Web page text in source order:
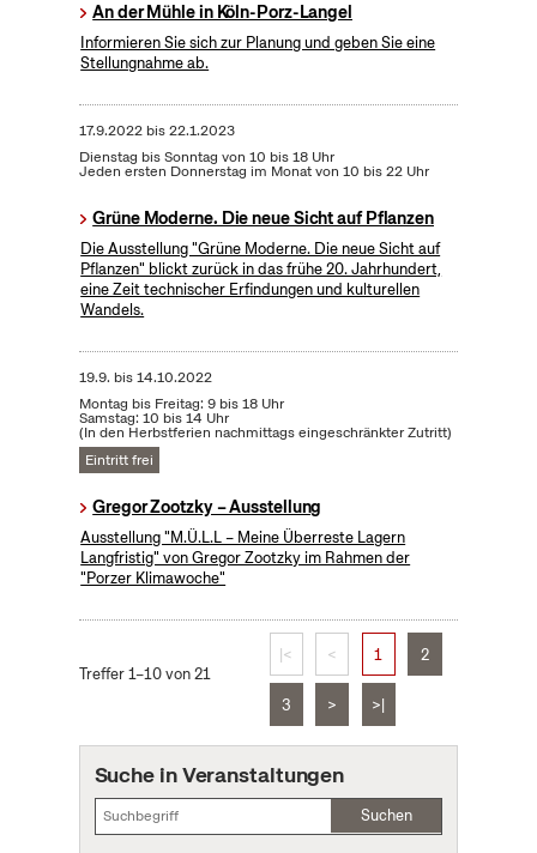
An der Mühle in Köln-Porz-Langel
Informieren Sie sich zur Planung und geben Sie eine
Stellungnahme ab.
17.9.2022bis22.1.2023
Dienstag bis Sonntag von 10 bis 18 Uhr
Jeden ersten Donnerstag im Monat von 10 bis 22 Uhr
Grüne Moderne. Die neue Sicht auf Pflanzen
Die Ausstellung "Grüne Moderne. Die neue Sicht auf
Pflanzen" blickt zurück in das frühe 20. Jahrhundert,
eine Zeit technischer Erfindungen und kulturellen
Wandels.
19.9. bis14.10.2022
Montag bis Freitag: 9 bis 18 Uhr
Samstag: 10 bis 14 Uhr
(In den Herbstferien nachmittags eingeschränkter Zutritt)
Eintritt frei
Gregor Zootzky – Ausstellung
Ausstellung "M.Ü.L.L – Meine Überreste Lagern
Langfristig" von Gregor Zootzky im Rahmen der
"Porzer Klimawoche"
Treffer 1–10 von 21
|< < 1 2
3 > >|
Suche in Veranstaltungen
Suchen